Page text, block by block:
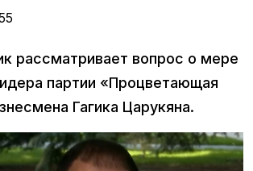
рассматривает вопрос о мере
партии «Процветающая
Гагика Царукяна.